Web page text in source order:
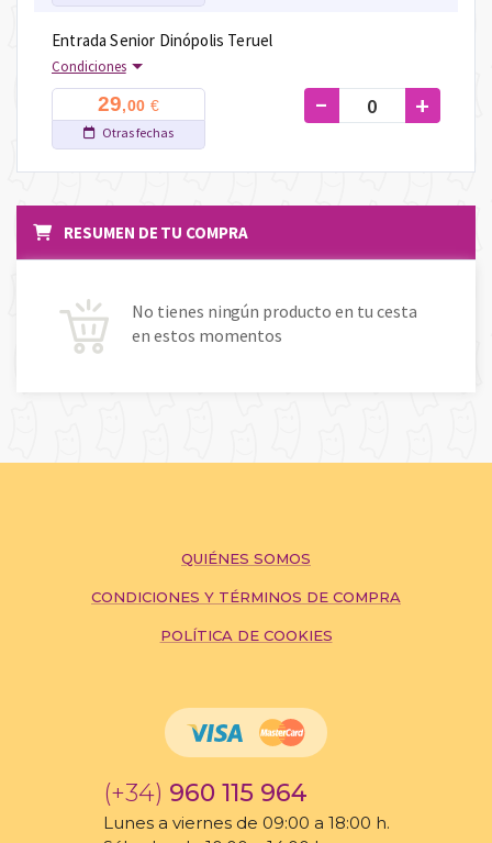
29,00 €
Otras fechas
Entrada Senior Dinópolis Teruel
Condiciones
- +
RESUMEN DE TU COMPRA
No tienes ningún producto en tu cesta
en estos momentos
QUIÉNES SOMOS
CONDICIONES Y TÉRMINOS DE COMPRA
POLÍTICA DE COOKIES
(+34) 960 115 964
Lunes a viernes de 09:00 a 18:00 h.